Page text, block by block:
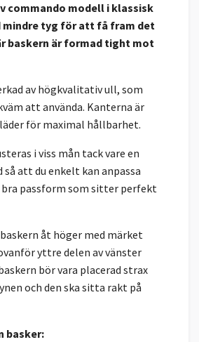
commando modell i klassisk
mindre tyg för att få fram det
baskern är formad tight mot
av högkvalitativ ull, som
att använda. Kanterna är
för maximal hållbarhet.
i viss mån tack vare en
så att du enkelt kan anpassa
bra passform som sitter perfekt
åt höger med märket
yttre delen av vänster
bör vara placerad strax
och den ska sitta rakt på
basker: